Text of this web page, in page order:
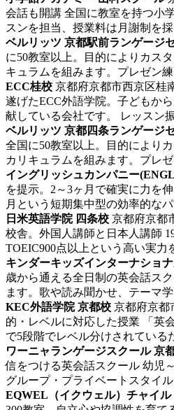
会話も開講 全国に教室を持つ小
スンを担当、授業料は月謝制を
ベルリッツ 京都駅前ランゲージ
に50教室以上。目的によりカス
キュラムを組みます。プレゼン
ECC桂校 京都府京都市西京区桂
遂げたECC外語学院。子どもか
献している会社です。 レッスン
ベルリッツ 京都四条ランゲージ
全国に50教室以上。目的により
カリキュラムを組みます。プレ
イングリッシュカンパニー
を提示。2～3ヶ月で確実に力を
月という短期集中型の効率的な
日米英語学院 四条校 京都府京都
校舎。外国人講師と日本人講師
TOEIC900点以上という高い実
キンダーキッズインターナショ
歳から通える全日制の英会話ス
ます。歌や読み聞かせ、テーマ
KEC外語学院 京都校 京都府京都
的・レベルに対応した授業 「英
で5段階でレベル分けされている
ワーニャランゲージスクール 京
信をつける英会話スクール 幼児
グループ・プライベートスタイ
EQWEL（イクウェル）チャイ